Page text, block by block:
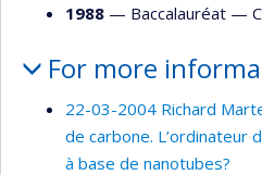
1988 — Baccalauréat —
For more
22-03-2004 Richard
de carbone. L’ordinateur
à base de nanotubes?